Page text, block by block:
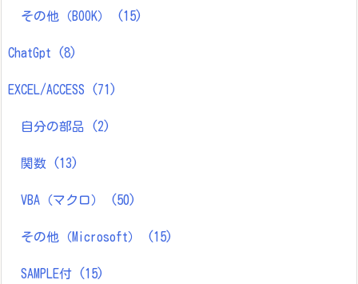
その他（BOOK） (15)
ChatGpt (8)
EXCEL/ACCESS (71)
自分の部品 (2)
関数 (13)
VBA（マクロ） (50)
その他（Microsoft） (15)
SAMPLE付 (15)